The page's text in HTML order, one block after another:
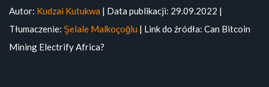
Autor: Kudzai Kutukwa | Data publikacji: 29.09.2022 |
Tłumaczenie: Şelale Malkoçoğlu | Link do źródła: Can Bitcoin
Mining Electrify Africa?